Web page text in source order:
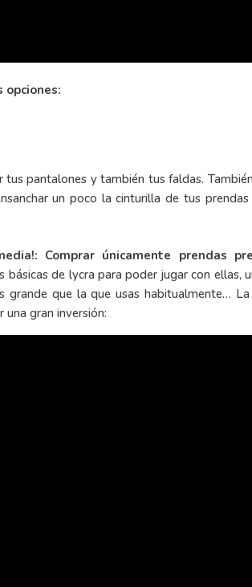
opciones:
pantalones y también tus faldas.
un poco la cinturilla de tus prendas
Comprar únicamente prendas
de lycra para poder jugar con ellas,
grande que la que usas habitualmente…
gran inversión: